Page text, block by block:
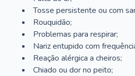
Tosse persistente ou com
Rouquidão;
Problemas para respirar;
Nariz entupido com
Reação alérgica a cheiros;
Chiado ou dor no peito;